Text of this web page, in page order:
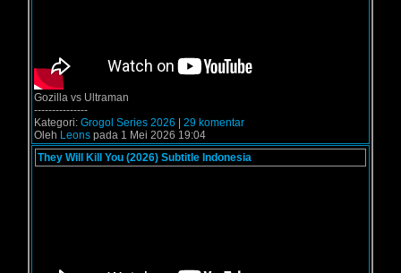
Gozilla vs Ultraman
---------------
Kategori: Grogol Series 2026
29 komentar
Oleh Leons pada 1 Mei 2026 19:04
They Will Kill You (2026) Subtitle Indonesia